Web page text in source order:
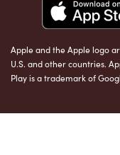
Apple and the Apple logo
U.S. and other countries.
Play is a trademark of